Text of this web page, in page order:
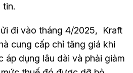
tin.
đi vào tháng 4/2025, Kraft
cung cấp chỉ tăng giá khi
áp dụng lâu dài và phải giảm